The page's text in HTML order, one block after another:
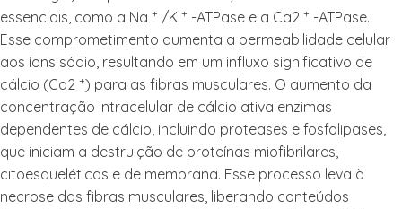
essenciais, como a Na + /K + -ATPase e a Ca2 + -ATPase.
Esse comprometimento aumenta a permeabilidade celular
aos íons sódio, resultando em um influxo significativo de
cálcio (Ca2 +) para as fibras musculares. O aumento da
concentração intracelular de cálcio ativa enzimas
dependentes de cálcio, incluindo proteases e fosfolipases,
que iniciam a destruição de proteínas miofibrilares,
citoesqueléticas e de membrana. Esse processo leva à
necrose das fibras musculares, liberando conteúdos